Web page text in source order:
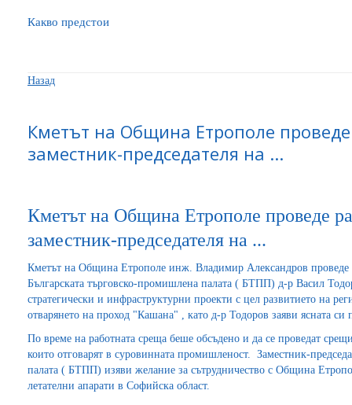
Какво предстои
Назад
Кметът на Община Етрополе
заместник-председателя на ...
Кметът на Община Етрополе проведе
заместник-председателя на ...
Кметът на Община Етрополе инж. Владимир Александров проведе
Българската търговско-промишлена палата ( БТПП) д-р Васил
стратегически и инфраструктурни проекти с цел развитието на
отварянето на проход "Кашана" , като д-р Тодоров заяви ясната си
По време на работната среща беше обсъдено и да се проведат
които отговарят в суровинната промишленост. Заместник-
палата ( БТПП) изяви желание за сътрудничество с Община
летателни апарати в Софийска област.